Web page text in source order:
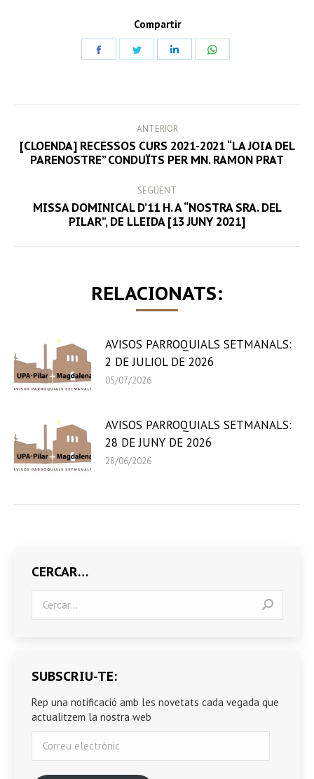
Compartir
NAVIGATION
ANTERIOR
Previous
[CLOENDA] RECESSOS CURS 2021-2021 “LA JOIA DEL
PARENOSTRE” CONDUÏTS PER MN. RAMON PRAT
SEGÜENT
Next
post:
MISSA DOMINICAL D’11 H. A “NOSTRA SRA. DEL
PILAR”, DE LLEIDA [13 JUNY 2021]
RELACIONATS:
AVISOS PARROQUIALS SETMANALS:
2 DE JULIOL DE 2026
05/07/2026
AVISOS PARROQUIALS SETMANALS:
28 DE JUNY DE 2026
28/06/2026
CERCAR…
SUBSCRIU-TE:
Rep una notificació amb les novetats cada vegada que
actualitzem la nostra web
electrònic